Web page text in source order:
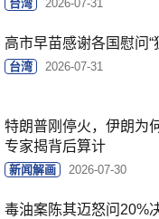
台湾 2026-07-31
高市早苗感谢各国慰问“
台湾 2026-07-31
特朗普刚停火，伊朗为
专家揭背后算计
新闻解画 2026-07-30
毒油案陈其迈怒问20%